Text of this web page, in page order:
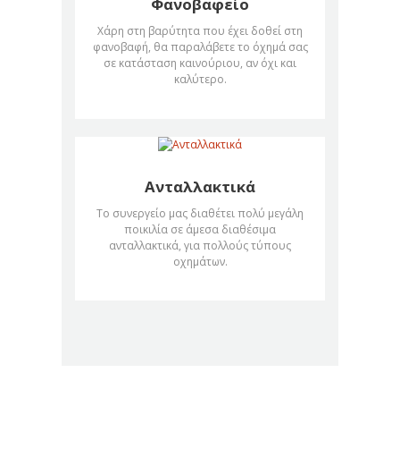
Χάρη στη βαρύτητα που έχει δοθεί στη
φανοβαφή, θα παραλάβετε το όχημά σας
σε κατάσταση καινούριου, αν όχι και
καλύτερο.
Ανταλλακτικά
Το συνεργείο μας διαθέτει πολύ μεγάλη
ποικιλία σε άμεσα διαθέσιμα
ανταλλακτικά, για πολλούς τύπους
οχημάτων.